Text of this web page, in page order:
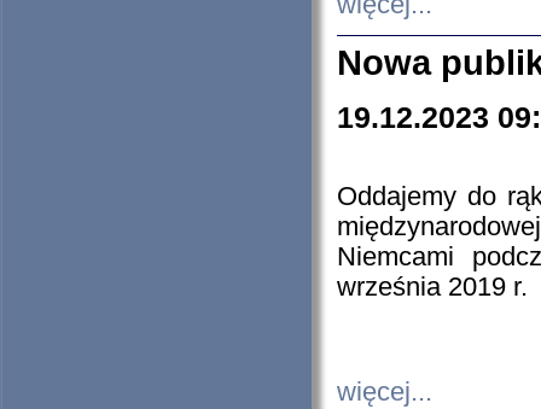
Nowa
19.12.2023
Oddajemy do
Niemcami
września 2019 r.
więcej...